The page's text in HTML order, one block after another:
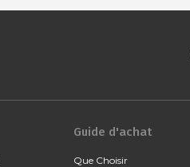
Guide d'achat
Que Choisir